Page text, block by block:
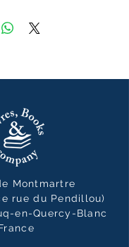
Montmartre
rue du Pendillou)
en-Quercy-Blanc